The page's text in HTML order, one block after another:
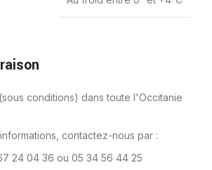
(sous conditions) dans toute l'Occitanie
contactez-nous par :
24 04 36 ou 05 34 56 44 25